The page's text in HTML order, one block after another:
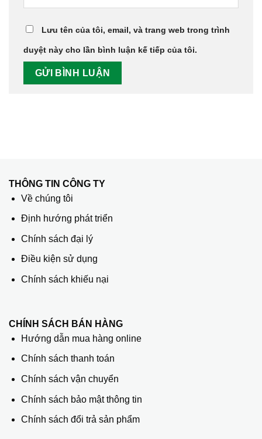
Lưu tên của tôi, email, và trang web trong trình
duyệt này cho lần bình luận kế tiếp của tôi.
THÔNG TIN CÔNG TY
Về chúng tôi
Định hướng phát triển
Chính sách đại lý
Điều kiện sử dụng
Chính sách khiếu nại
CHÍNH SÁCH BÁN HÀNG
Hướng dẫn mua hàng online
Chính sách thanh toán
Chính sách vận chuyển
Chính sách bảo mật thông tin
Chính sách đổi trả sản phẩm